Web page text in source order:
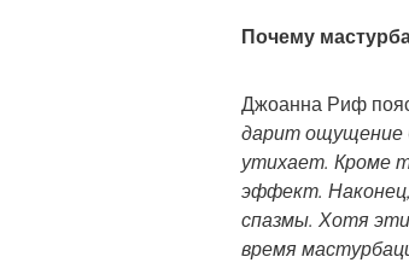
Почему
Джоанна Риф
дарит ощущение
утихает. Кроме
эффект.
спазмы. Хотя
время